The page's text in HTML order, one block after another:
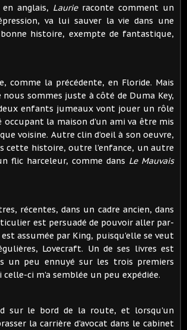
anglais, Laurieraconte comment un
va lui sauver la vie dans une
histoire, exempte de fantastique,
comme la précédente, en Floride. Mais
sommes juste à côté de Duma Key,
enfants jumeaux vont jouer un rôle
la maison d'un ami va être mis
voisine. Autre clin d'oeil à son oeuvre,
cette histoire, outre l'enfance, un autre
flic harceleur, comme dans Le Mauvais
récentes, dans un cadre ancien, dans
est persuadé de pouvoir aller par-
assumée par King, puisqu'elle se veut
Lovecraft. Un de ses livres est
un peu ennuyé sur les trois premiers
ci m'a semblée un peu expédiée.
sur le bord de la route, et lorsqu'un
la carrière d'avocat dans le cabinet